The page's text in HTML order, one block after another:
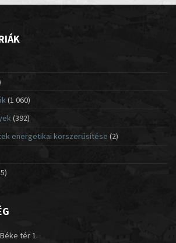
(1 060)
(392)
energetikai korszerűsítése (2)
tér 1.